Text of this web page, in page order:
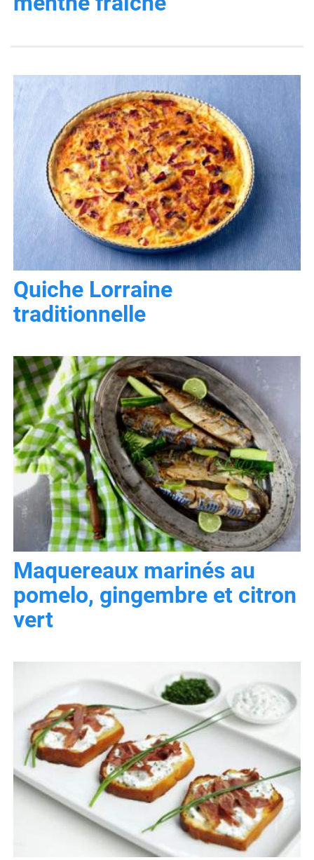
Quiche Lorraine
traditionnelle
Maquereaux marinés au
pomelo, gingembre et citron
vert